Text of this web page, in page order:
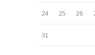
24 25 26
31